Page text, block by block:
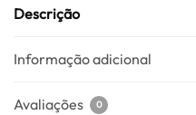
Descrição
Informação adicional
Avaliações 0